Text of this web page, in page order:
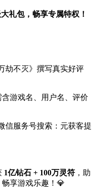
礼包，畅享专属特权！
劫不灭》撰写真实好评
游戏名、用户名、评价
信服务号搜索：元获客提
1亿钻石 + 100万灵符 ，助
享游戏乐趣！💎